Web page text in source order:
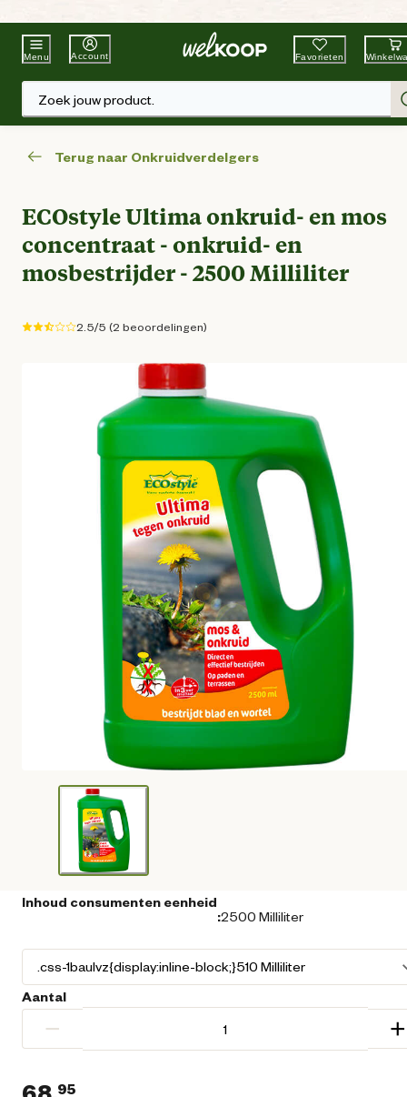
Beste WinkelketenTuin & Dier
Menu Account Favorieten
Zoek jouw product.
Terug naar Onkruidverdelgers
ECOstyle Ultima onkruid- en mos
concentraat - onkruid- en
mosbestrijder - 2500 Milliliter
2.5/5 (2 beoordelingen)
Inhoud consumenten eenheid
:2500 Milliliter
Aantal
− +
95